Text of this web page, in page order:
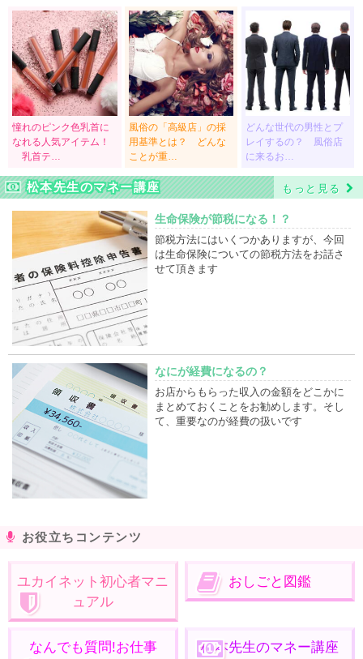
憧れのピンク色乳首に
なれる人気アイテム！
乳首テ…
風俗の「高級店」の採
用基準とは？ どんな
ことが重…
どんな世代の男性とプ
レイするの？ 風俗店
に来るお…
松本先生のマネー講座 もっと見る
生命保険が節税になる！？
節税方法にはいくつかありますが、今回
は生命保険についての節税方法をお話さ
せて頂きます
なにが経費になるの？
お店からもらった収入の金額をどこかに
まとめておくことをお勧めします。そし
て、重要なのが経費の扱いです
お役立ちコンテンツ
ユカイネット初心者マニ
ュアル
おしごと図鑑
なんでも質問!お仕事
松本先生のマネー講座